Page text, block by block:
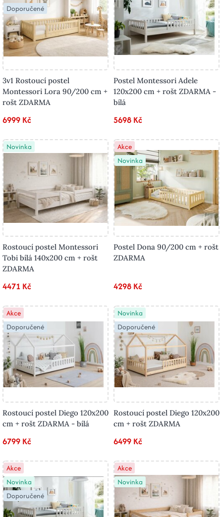
Doporučené
3v1 Rostoucí postel
Montessori Lora 90/200 cm +
rošt ZDARMA
6999 Kč
Postel Montessori Adele
120x200 cm + rošt ZDARMA -
bílá
5698 Kč
Novinka
Rostoucí postel Montessori
Tobi bílá 140x200 cm + rošt
ZDARMA
4471 Kč
Akce
Novinka
Postel Dona 90/200 cm + rošt
ZDARMA
4298 Kč
Akce
Doporučené
Rostoucí postel Diego 120x200
cm + rošt ZDARMA - bílá
6799 Kč
Novinka
Doporučené
Rostoucí postel Diego 120x200
cm + rošt ZDARMA
6499 Kč
Akce
Novinka
Doporučené
Akce
Novinka